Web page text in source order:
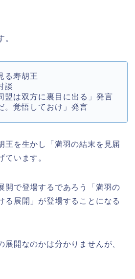
。
る寿胡王
談
盟は双方に裏目に出る」発言
。覚悟しておけ」発言
王を生かし「満羽の結末を見届
ています。
開で登場するであろう「満羽の
る展開」が登場することになる
展開なのかは分かりませんが、